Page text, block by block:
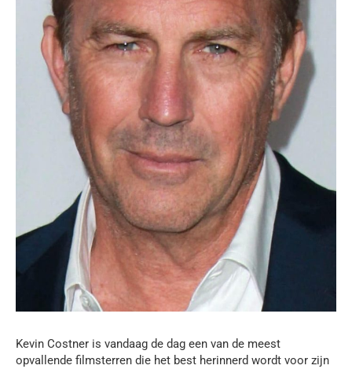
Kevin Costner is vandaag de dag een van de meest
opvallende filmsterren die het best herinnerd wordt voor zijn